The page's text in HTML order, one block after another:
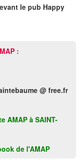
le pub Happy
:
@ free.fr
AMAP à SAINT-
de l'AMAP